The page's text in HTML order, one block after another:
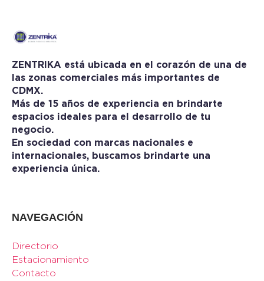
ZENTRIKA está ubicada en el corazón de una de
las zonas comerciales más importantes de
CDMX.
Más de 15 años de experiencia en brindarte
espacios ideales para el desarrollo de tu
negocio.
En sociedad con marcas nacionales e
internacionales, buscamos brindarte una
experiencia única.
NAVEGACIÓN
Directorio
Estacionamiento
Contacto